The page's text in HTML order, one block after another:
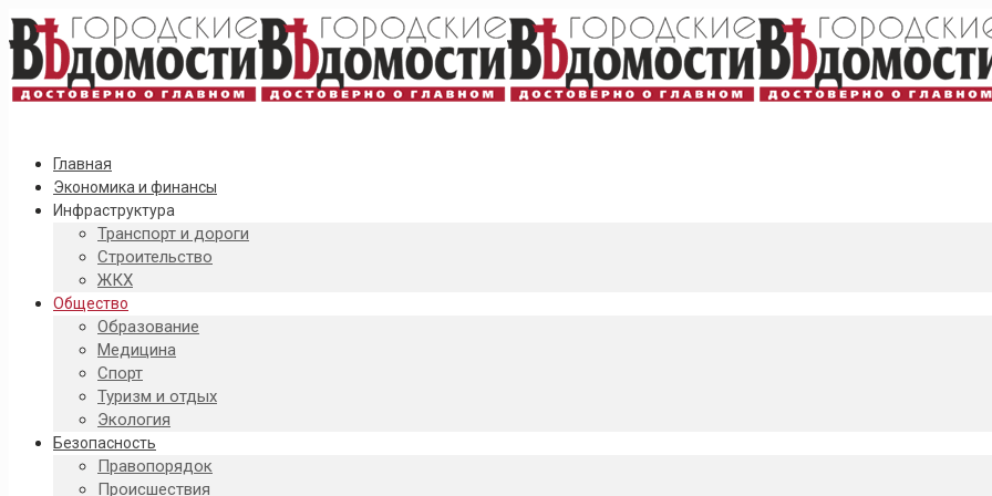
Главная
Экономика и финансы
Инфраструктура
Транспорт и дороги
Строительство
ЖКХ
Общество
Образование
Медицина
Спорт
Туризм и отдых
Экология
Безопасность
Правопорядок
Происшествия